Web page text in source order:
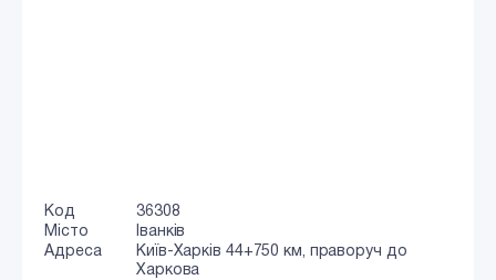
Код
36308
Місто
Іванків
Адреса
Київ-Харків 44+750 км, праворуч до
Харкова